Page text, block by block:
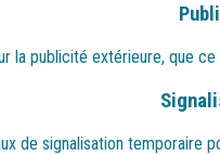
la publicité extérieure, que
de signalisation